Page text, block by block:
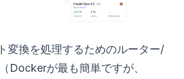
換を処理するためのルーター/
Dockerが最も簡単ですが、